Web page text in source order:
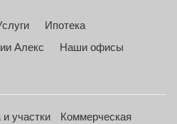
Ипотека
Алекс
Наши офисы
участки
Коммерческая